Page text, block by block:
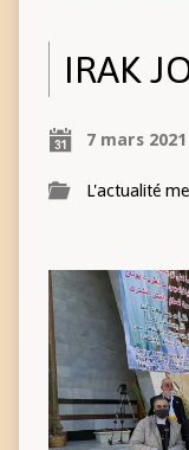
IRAK
7 mars 2021
L'actualité